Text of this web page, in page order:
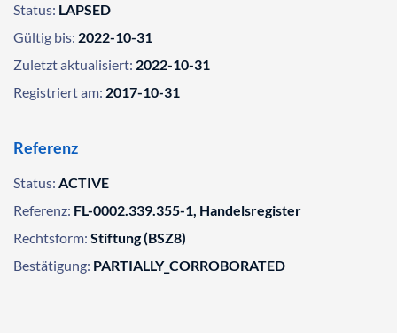
Status: LAPSED
Gültig bis: 2022-10-31
Zuletzt aktualisiert: 2022-10-31
Registriert am: 2017-10-31
Referenz
Status: ACTIVE
Referenz: FL-0002.339.355-1, Handelsregister
Rechtsform: Stiftung (BSZ8)
Bestätigung: PARTIALLY_CORROBORATED